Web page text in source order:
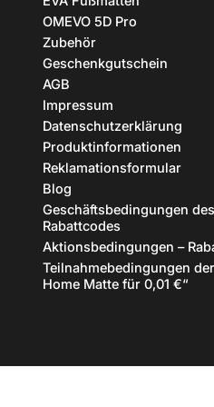
OMEVO 5D Pro
Zubehör
Geschenkgutschein
AGB
Impressum
Datenschutzerklärung
Produktinformationen
Reklamationsformular
Blog
Geschäftsbedingungen
Rabattcodes
Aktionsbedingungen –
Teilnahmebedingungen
Home Matte für 0,01 €“